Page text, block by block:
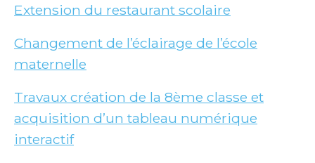
Extension du restaurant scolaire
Changement de l’éclairage de l’école
maternelle
Travaux création de la 8ème classe et
acquisition d’un tableau numérique
interactif